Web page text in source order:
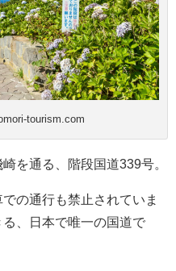
tourism.com
を通る、階段国道339号。
の通行も禁止されていま
、日本で唯一の国道で